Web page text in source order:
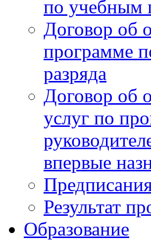
по учебным
Договор об
программе
разряда
Договор об
услуг по
впервые
Результат
Образование